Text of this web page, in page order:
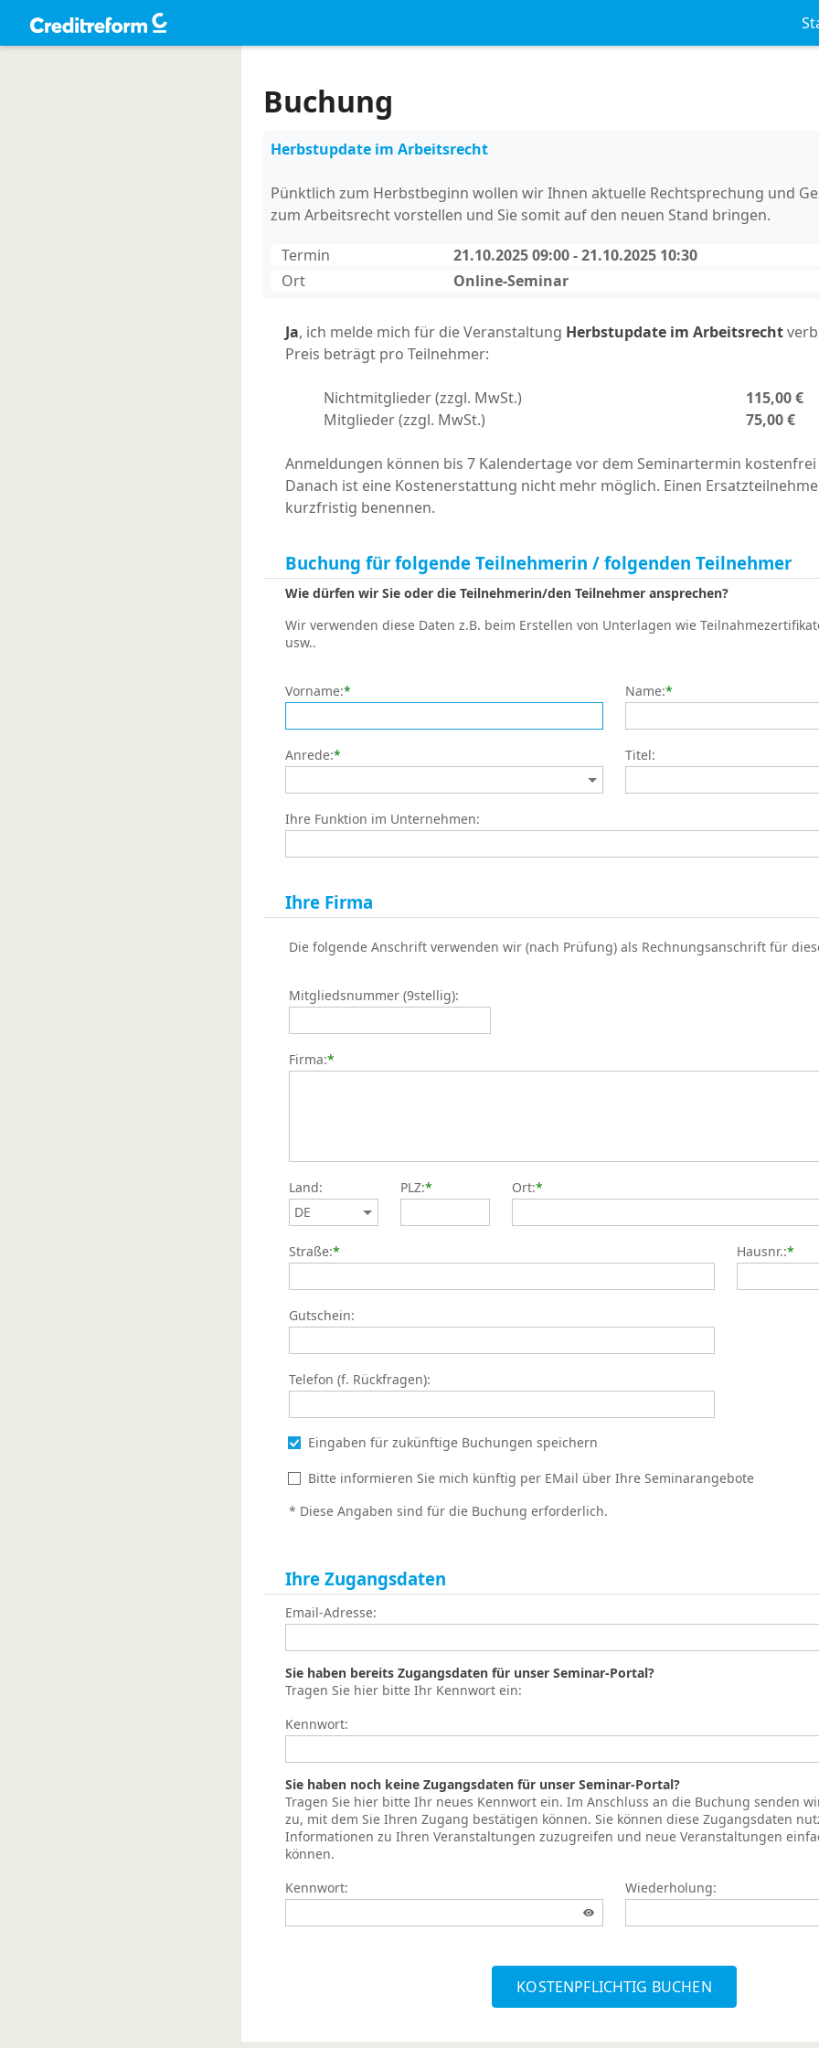
Buchung
Herbstupdate im Arbeitsrecht
Pünktlich zum Herbstbeginn wollen wir Ihnen aktuelle Rechtsprechung und
zum Arbeitsrecht vorstellen und Sie somit auf den neuen Stand bringen.
Termin
21.10.2025 09:00 - 21.10.2025 10:30
Ort
Online-Seminar
Ja, ich melde mich für die Veranstaltung Herbstupdate im Arbeitsrecht
Preis beträgt pro Teilnehmer:
Nichtmitglieder (zzgl. MwSt.)
115,00 €
Mitglieder (zzgl. MwSt.)
75,00 €
Anmeldungen können bis 7 Kalendertage vor dem Seminartermin
Danach ist eine Kostenerstattung nicht mehr möglich. Einen
kurzfristig benennen.
Buchung für folgende Teilnehmerin / folgenden Teilnehmer
Wie dürfen wir Sie oder die Teilnehmerin/den Teilnehmer ansprechen?
Wir verwenden diese Daten z.B. beim Erstellen von Unterlagen wie
usw..
Vorname:* Name:*
Anrede:* Titel:
Ihre Funktion im Unternehmen:
Ihre Firma
Die folgende Anschrift verwenden wir (nach Prüfung) als Rechnungsanschrift für
Mitgliedsnummer (9stellig):
Firma:*
Land: PLZ:* Ort:*
Straße:* Hausnr.:*
Gutschein:
Telefon (f. Rückfragen):
Eingaben für zukünftige Buchungen speichern
Bitte informieren Sie mich künftig per EMail über Ihre Seminarangebote
* Diese Angaben sind für die Buchung erforderlich.
Ihre Zugangsdaten
Email-Adresse:
Sie haben bereits Zugangsdaten für unser Seminar-Portal?
Tragen Sie hier bitte Ihr Kennwort ein:
Kennwort:
Sie haben noch keine Zugangsdaten für unser Seminar-Portal?
Tragen Sie hier bitte Ihr neues Kennwort ein. Im Anschluss an die Buchung senden
zu, mit dem Sie Ihren Zugang bestätigen können. Sie können diese Zugangsdaten
Informationen zu Ihren Veranstaltungen zuzugreifen und neue Veranstaltungen
können.
Kennwort:
Wiederholung:
KOSTENPFLICHTIG BUCHEN